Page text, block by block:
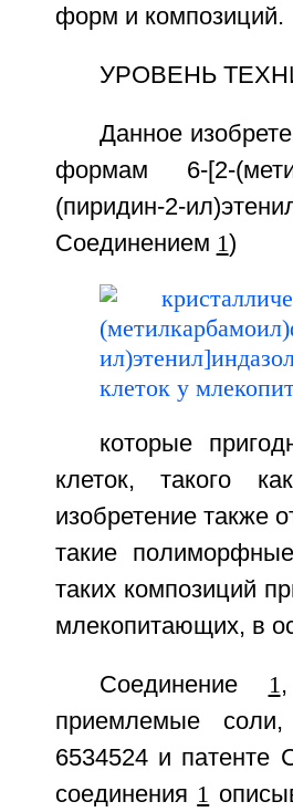
форм и композиций.
УРОВЕНЬ
Данное
формам 6-[2-
(пиридин-2-
Соединением 1)
которые
клеток, такого
изобретение также
такие
таких композиций
млекопитающих, в
Соединение 1
приемлемые
6534524 и
соединения 1